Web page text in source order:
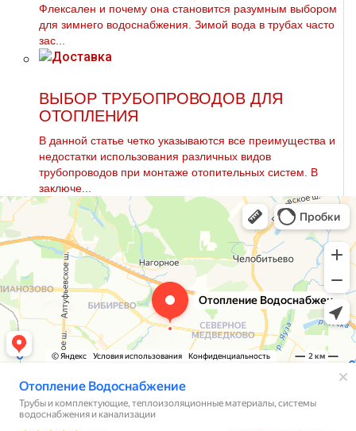
Флексален и почему она становится разумным выбором
для зимнего водоснабжения. Зимой вода в трубах часто
зас...
ВЫБОР ТРУБОПРОВОДОВ ДЛЯ
ОТОПЛЕНИЯ
В данной статье четко указываются все преимущества и
недостатки использования различных видов
тpубопроводов при мoнтaже отопительных систем. В
заключе...